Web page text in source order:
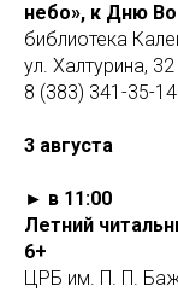
небо», к Дню
библиотека
ул. Халтурина, 32
8 (383) 341-35-14
3 августа
► в 11:00
Летний
6+
ЦРБ им. П. П.